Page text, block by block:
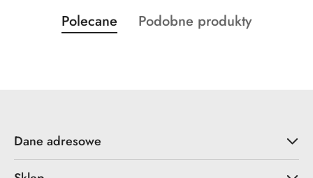
Pomiń karuzelę produktów
Produkty
o
Polecane
Produkty
Podobne produkty
Dane adresowe